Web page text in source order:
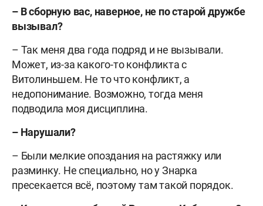
– В сборную вас, наверное, не по старой дружбе
вызывал?
– Так меня два года подряд и не вызывали.
Может, из-за какого-то конфликта с
Витолиньшем. Не то что конфликт, а
недопонимание. Возможно, тогда меня
подводила моя дисциплина.
– Нарушали?
– Были мелкие опоздания на растяжку или
разминку. Не специально, но у Знарка
пресекается всё, поэтому там такой порядок.